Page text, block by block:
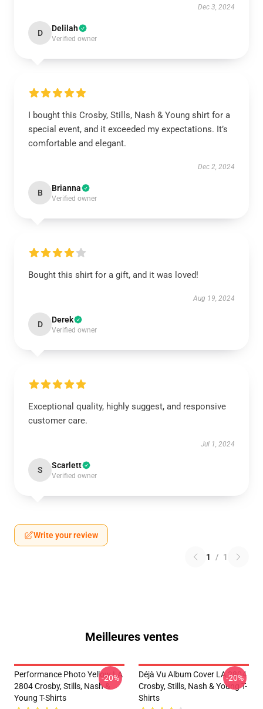
Dec 3, 2024
D Delilah
Verified owner
I bought this Crosby, Stills, Nash & Young shirt for a
special event, and it exceeded my expectations. It’s
comfortable and elegant.
Dec 2, 2024
B Brianna
Verified owner
Bought this shirt for a gift, and it was loved!
Aug 19, 2024
D Derek
Verified owner
Exceptional quality, highly suggest, and responsive
customer care.
Jul 1, 2024
S Scarlett
Verified owner
Write your review
1 / 1
Meilleures ventes
Performance Photo Yellow LA
2804 Crosby, Stills, Nash &
Young T-Shirts
-20%
Déjà Vu Album Cover LA 2804
Crosby, Stills, Nash & Young T-
Shirts
-20%